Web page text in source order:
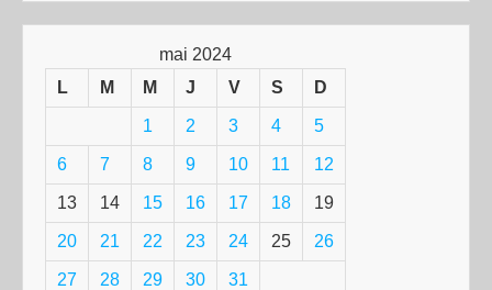
mai 2024
L
M M J V S D
1 2 3 4 5
6 7 8 9 10 11 12
13 14 15 16 17 18 19
20 21 22 23 24 25 26
27 28 29 30 31